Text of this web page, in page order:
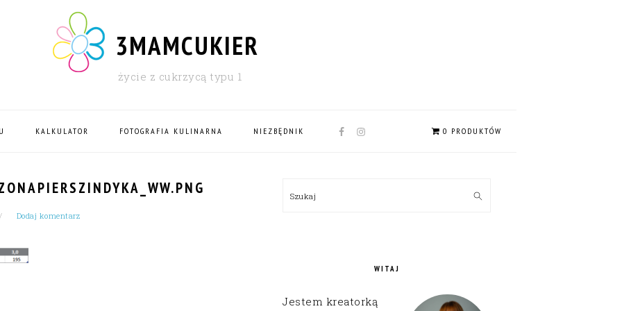
3MAMCUKIER
życie z cukrzycą typu 1
KALKULATOR FOTOGRAFIA KULINARNA NIEZBĘDNIK
NAV
0 PRODUKTÓW
Dodaj komentarz
SIDEBAR
Szukaj
WITAJ
Jestem kreatorką